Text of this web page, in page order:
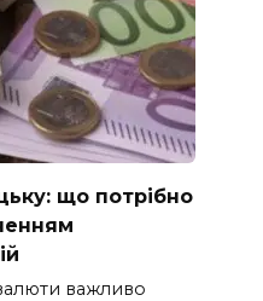
що потрібно
важливо